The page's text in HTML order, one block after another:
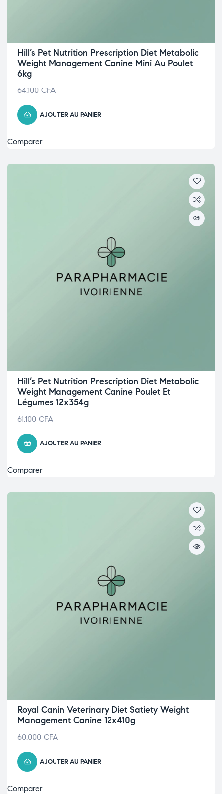
Hill’s Pet Nutrition Prescription Diet Metabolic
Weight Management Canine Mini Au Poulet
6kg
64.100 CFA
AJOUTER AU PANIER
Comparer
Hill’s Pet Nutrition Prescription Diet Metabolic
Weight Management Canine Poulet Et
Légumes 12x354g
61.100 CFA
AJOUTER AU PANIER
Comparer
Royal Canin Veterinary Diet Satiety Weight
Management Canine 12x410g
60.000 CFA
AJOUTER AU PANIER
Comparer